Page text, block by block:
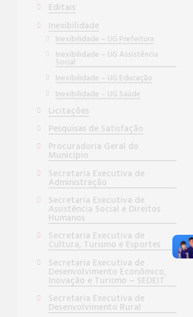
Editais
Inexibilidade
Inexibilidade – UG Prefeitura
Inexibilidade – UG Assistência
Social
Inexibilidade – UG Educação
Inexibilidade – UG Saúde
Licitações
Pesquisas de Satisfação
Procuradoria Geral do
Município
Secretaria Executiva de
Administração
Secretaria Executiva de
Assistência Social e Direitos
Humanos
Secretaria Executiva de
Cultura, Turismo e Esportes
Secretaria Executiva de
Desenvolvimento Econômico,
Inovação e Turismo – SEDEIT
Secretaria Executiva de
Desenvolvimento Rural